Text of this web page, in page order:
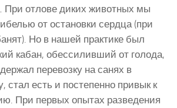
При отлове диких животных мы
от остановки сердца (при
Но в нашей практике был
кабан, обессиливший от голода,
перевозку на санях в
стал есть и постепенно привык к
При первых опытах разведения